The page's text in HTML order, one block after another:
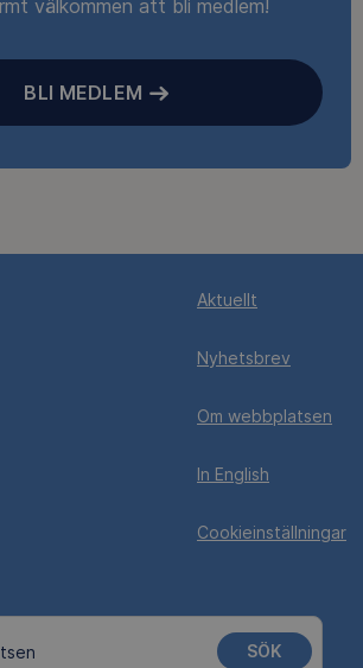
välkommen att bli medlem!
BLI MEDLEM
Aktuellt
Nyhetsbrev
Om webbplatsen
In English
Cookieinställningar
SÖK